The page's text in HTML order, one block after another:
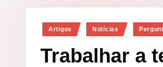
o
Posted
Artigos Notícias
Trabalhar a